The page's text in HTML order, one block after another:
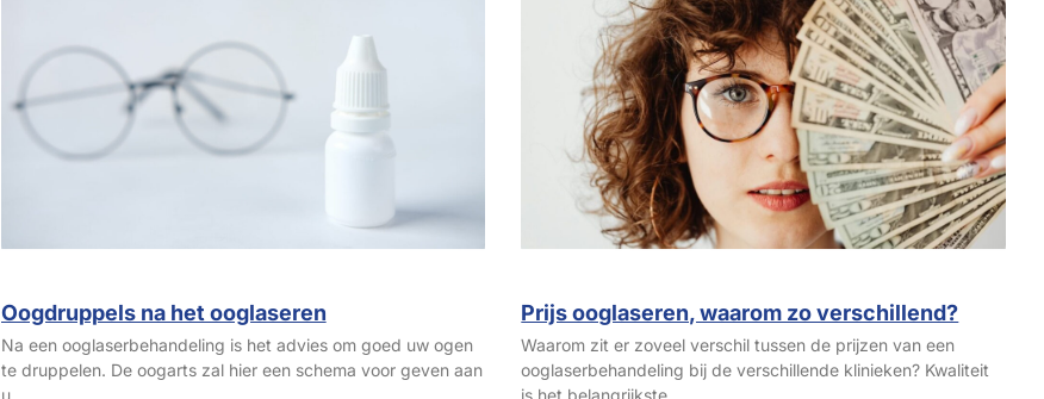
Oogdruppels na het ooglaseren
Na een ooglaserbehandeling is het advies om goed uw ogen
te druppelen. De oogarts zal hier een schema voor geven aan
u.
Prijs ooglaseren, waarom zo verschillend?
Waarom zit er zoveel verschil tussen de prijzen van een
ooglaserbehandeling bij de verschillende klinieken? Kwaliteit
is het belangrijkste.